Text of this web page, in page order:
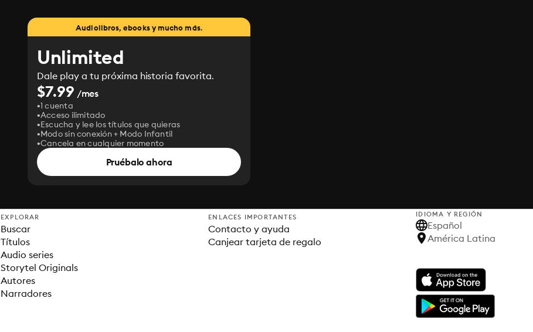
Audiolibros, ebooks y mucho más.
Unlimited
Dale play a tu próxima historia favorita.
$7.99 /mes
1 cuenta
Acceso ilimitado
Escucha y lee los títulos que quieras
Modo sin conexión + Modo Infantil
Cancela en cualquier momento
Pruébalo ahora
EXPLORAR
Buscar
Títulos
Audio series
Storytel Originals
Autores
Narradores
ENLACES IMPORTANTES
Contacto y ayuda
Canjear tarjeta de regalo
IDIOMA Y REGIÓN
Español
América Latina